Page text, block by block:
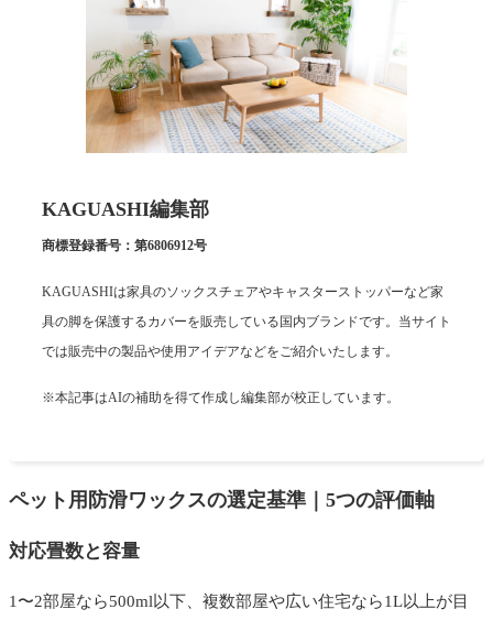
KAGUASHI編集部
商標登録番号：第6806912号
KAGUASHIは家具のソックスチェアやキャスターストッパーなど家
具の脚を保護するカバーを販売している国内ブランドです。当サイト
では販売中の製品や使用アイデアなどをご紹介いたします。
※本記事はAIの補助を得て作成し編集部が校正しています。
ペット用防滑ワックスの選定基準｜5つの評価軸
対応畳数と容量
1〜2部屋なら500ml以下、複数部屋や広い住宅なら1L以上が目